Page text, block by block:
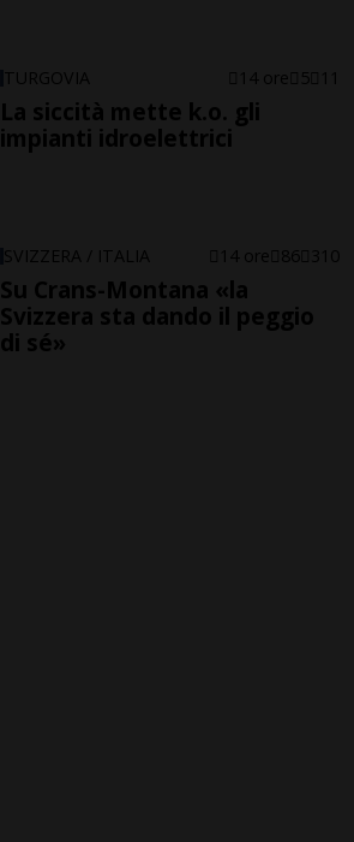
TURGOVIA 14 ore 5 11
La siccità mette k.o. gli
impianti idroelettrici
SVIZZERA / ITALIA 14 ore 86 310
Su Crans-Montana «la
Svizzera sta dando il peggio
di sé»